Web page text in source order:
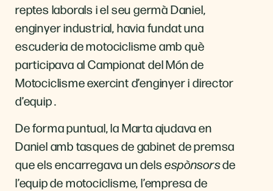
reptes laborals i el seu germà Daniel,
enginyer industrial, havia fundat una
escuderia de motociclisme amb què
participava al Campionat del Món de
Motociclisme exercint d’enginyer i director
d’equip
De forma puntual, la Marta ajudava en
Daniel amb tasques de gabinet de premsa
que els encarregava un delsespònsorsde
l’equip de motociclisme, l’empresa de